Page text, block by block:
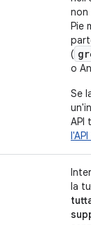
non
Pie
(
o
Se
API
la